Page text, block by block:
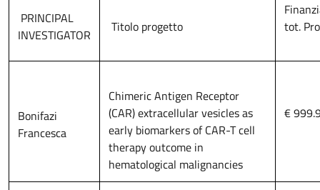
PRINCIPAL
INVESTIGATOR
Titolo progetto
tot.
Bonifazi
Francesca
Chimeric Antigen Receptor
(CAR) extracellular vesicles as
early biomarkers of CAR-T cell
therapy outcome in
hematological malignancies
€